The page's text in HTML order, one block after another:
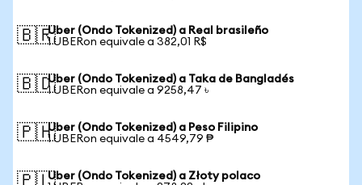
🇧🇷Uber (Ondo Tokenized) a Real brasileño
1 UBERon equivale a 382,01 R$
🇧🇩Uber (Ondo Tokenized) a Taka de Bangladés
1 UBERon equivale a 9258,47 ৳
🇵🇭Uber (Ondo Tokenized) a Peso Filipino
1 UBERon equivale a 4549,79 ₱
Uber (Ondo Tokenized) a Złoty polaco